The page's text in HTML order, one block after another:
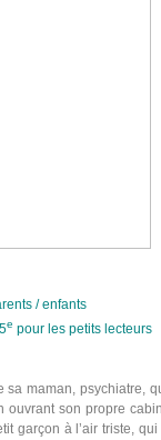
/ enfants
e pour les petits lecteurs
maman, psychiatre,
ouvrant son propre
garçon à l’air triste,